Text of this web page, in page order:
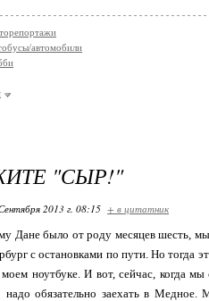
автомобили
"СЫР!"
2013 г. 08:15 + в цитатник
Дане было от роду месяцев шесть,
с остановками по пути. Но тогда
ноутбуке. И вот, сейчас, когда
надо обязательно заехать в